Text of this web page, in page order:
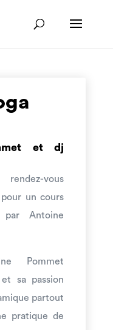
et dj
vous
un cours
Antoine
Pommet
sa passion
partout
pratique de